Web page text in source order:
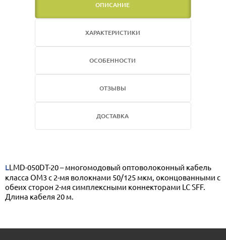
ОПИСАНИЕ
ХАРАКТЕРИСТИКИ
ОСОБЕННОСТИ
ОТЗЫВЫ
ДОСТАВКА
LLMD-050DT-20 – многомодовый оптоволоконный кабель
класса OM3 с 2-мя волокнами 50/125 мкм, оконцованными с
обеих сторон 2-мя симплексными коннекторами LC SFF.
Длина кабеля 20 м.